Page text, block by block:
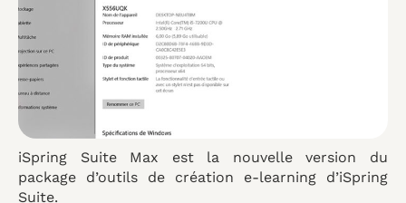
iSpring Suite Max est la nouvelle version du
package d’outils de création e-learning d’iSpring
Suite.